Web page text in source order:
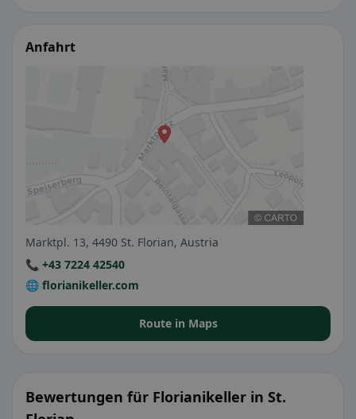
Anfahrt
Marktpl. 13, 4490 St. Florian, Austria
📞 +43 7224 42540
🌐 florianikeller.com
Route in Maps
Bewertungen für Florianikeller in St.